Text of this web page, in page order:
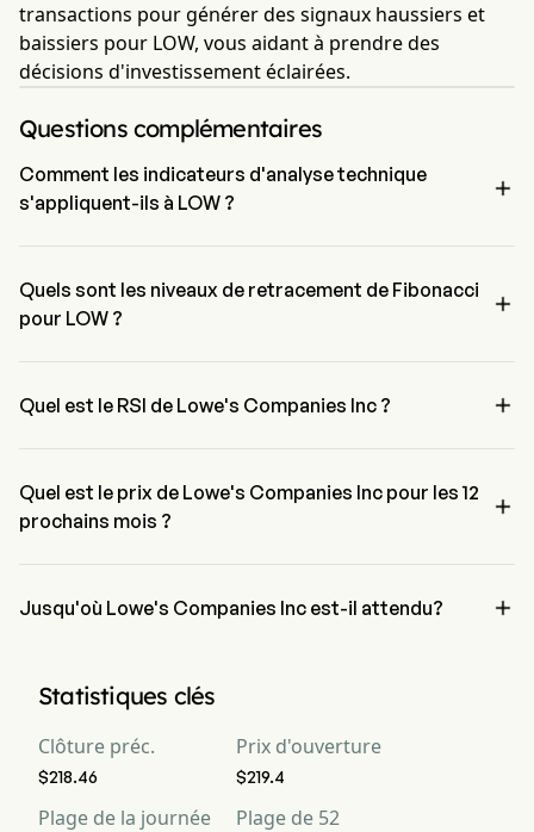
transactions pour générer des signaux haussiers et
baissiers pour LOW, vous aidant à prendre des
décisions d'investissement éclairées.
Questions complémentaires
Comment les indicateurs d'analyse technique
s'appliquent-ils à LOW ?

signaux neutres et 3 signaux de vente.
Quels sont les niveaux de retracement de Fibonacci
pour LOW ?

Quel est le RSI de Lowe's Companies Inc ? 
Quel est le prix de Lowe's Companies Inc pour les 12
prochains mois ?

Jusqu'où Lowe's Companies Inc est-il attendu? 
Statistiques clés
Clôture préc.
$218.46
Prix d'ouverture
$219.4
Plage de la journée
Plage de 52